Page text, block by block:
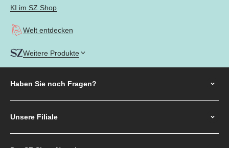
KI im SZ Shop
Welt entdecken
Weitere Produkte
Haben Sie noch Fragen?
Unsere Filiale